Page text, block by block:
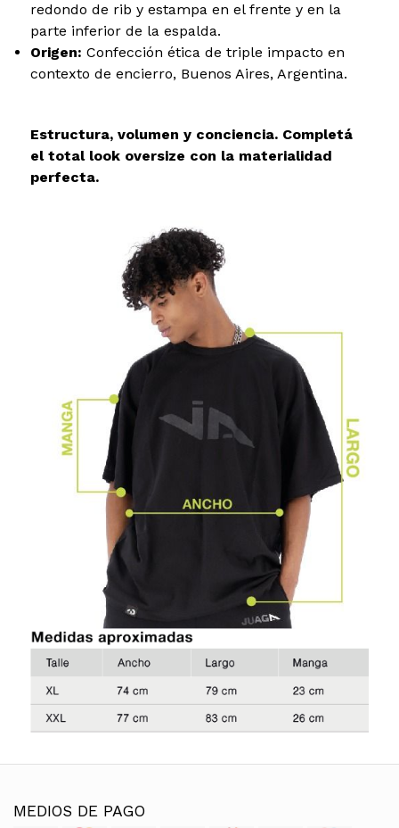
redondo de rib y estampa en el frente y en la
parte inferior de la espalda.
Origen: Confección ética de triple impacto en
contexto de encierro, Buenos Aires, Argentina.
Estructura, volumen y conciencia. Completá
el total look oversize con la materialidad
perfecta.
MEDIOS DE PAGO